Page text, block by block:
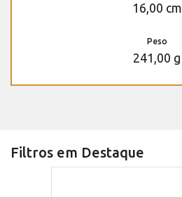
16,00 cm
Peso
241,00 g
Filtros em Destaque